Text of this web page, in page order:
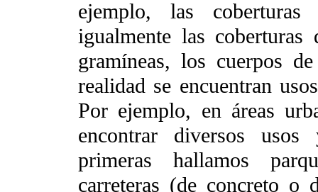
ejemplo, las
igualmente las coberturas
gramíneas, los cuerpos
realidad se encuentran
Por ejemplo, en áreas
encontrar diversos
primeras hallamos
carreteras (de concreto o